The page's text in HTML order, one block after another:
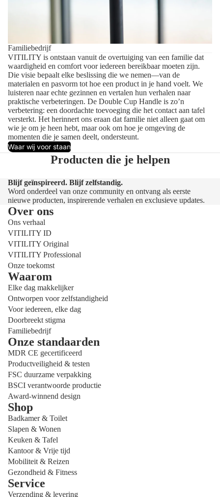
Familiebedrijf
VITILITY is ontstaan vanuit de overtuiging van een familie dat
waardigheid en comfort voor iedereen bereikbaar moeten zijn.
Die visie bepaalt elke beslissing die we nemen—van de
materialen en pasvorm tot hoe een product in je hand voelt. We
luisteren naar echte gezinnen en vertalen hun verhalen naar
praktische verbeteringen. De Double Cup Handle is zo’n
verbetering: een doordachte toevoeging die het contact aan tafel
versterkt. Het herinnert ons eraan dat familie niet alleen gaat om
wie je om je heen hebt, maar ook om hoe je omgeving de
momenten die je samen deelt, ondersteunt.
Waar wij voor staan
Producten die je helpen
Blijf geïnspireerd. Blijf zelfstandig.
Word onderdeel van onze community en ontvang als eerste
nieuwe producten, inspirerende verhalen en exclusieve updates.
Over ons
Ons verhaal
VITILITY ID
VITILITY Original
VITILITY Professional
Onze toekomst
Waarom
Elke dag makkelijker
Ontworpen voor zelfstandigheid
Voor iedereen, elke dag
Doorbreekt stigma
Familiebedrijf
Onze standaarden
MDR CE gecertificeerd
Productveiligheid & testen
FSC duurzame verpakking
BSCI verantwoorde productie
Award-winnend design
Shop
Badkamer & Toilet
Slapen & Wonen
Keuken & Tafel
Kantoor & Vrije tijd
Mobiliteit & Reizen
Gezondheid & Fitness
Service
Verzending & levering